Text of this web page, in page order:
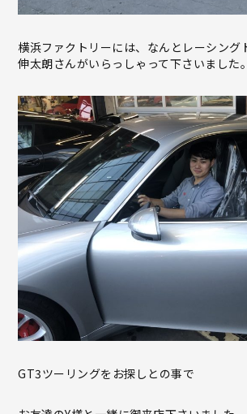
横浜ファクトリーには、なんとレーシング
伸太朗さんがいらっしゃって下さいました。
GT3ツーリングをお探しとの事で